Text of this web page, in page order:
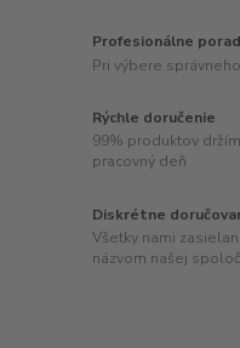
Profesionálne
Pri výbere
Rýchle doručenie
99% produktov
pracovný deň
Diskrétne
Všetky nami
názvom našej